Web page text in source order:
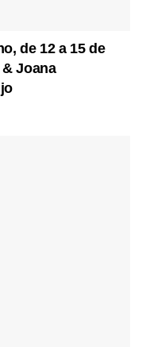
de 12 a 15 de
Joana